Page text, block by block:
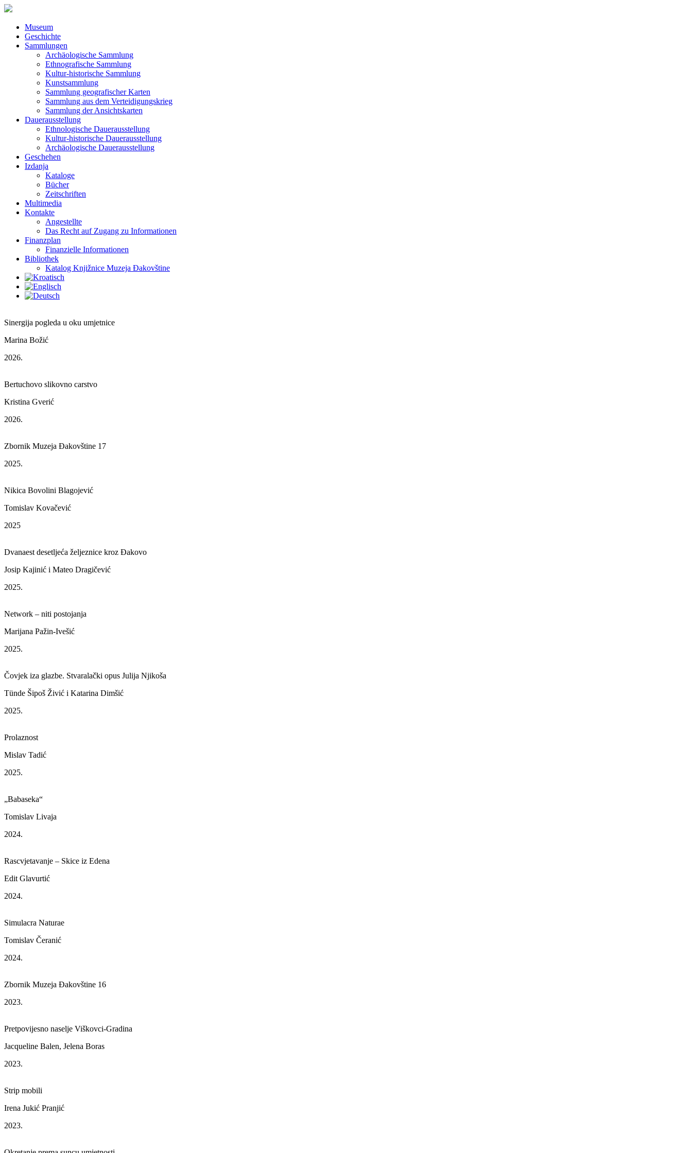
Museum
Geschichte
Sammlungen
Archäologische Sammlung
Ethnografische Sammlung
Kultur-historische Sammlung
Kunstsammlung
Sammlung geografischer Karten
Sammlung aus dem Verteidigungskrieg
Sammlung der Ansichtskarten
Dauerausstellung
Ethnologische Dauerausstellung
Kultur-historische Dauerausstellung
Archäologische Dauerausstellung
Geschehen
Izdanja
Kataloge
Bücher
Zeitschriften
Multimedia
Kontakte
Angestellte
Das Recht auf Zugang zu Informationen
Finanzplan
Finanzielle Informationen
Bibliothek
Katalog Knjižnice Muzeja Đakovštine
Sinergija pogleda u oku umjetnice
Marina Božić
2026.
Bertuchovo slikovno carstvo
Kristina Gverić
2026.
Zbornik Muzeja Đakovštine 17
2025.
Nikica Bovolini Blagojević
Tomislav Kovačević
2025
Dvanaest desetljeća željeznice kroz Đakovo
Josip Kajinić i Mateo Dragičević
2025.
Network – niti postojanja
Marijana Pažin-Ivešić
2025.
Čovjek iza glazbe. Stvaralački opus Julija Njikoša
Tünde Šipoš Živić i Katarina Dimšić
2025.
Prolaznost
Mislav Tadić
2025.
„Babaseka“
Tomislav Livaja
2024.
Rascvjetavanje – Skice iz Edena
Edit Glavurtić
2024.
Simulacra Naturae
Tomislav Čeranić
2024.
Zbornik Muzeja Đakovštine 16
2023.
Pretpovijesno naselje Viškovci-Gradina
Jacqueline Balen, Jelena Boras
2023.
Strip mobili
Irena Jukić Pranjić
2023.